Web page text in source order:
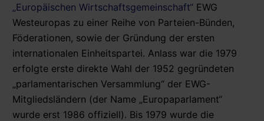
„Europäischen Wirtschaftsgemeinschaft“ EWG
Westeuropas zu einer Reihe von Parteien-Bünden,
Föderationen, sowie der Gründung der ersten
internationalen Einheitspartei. Anlass war die 1979
erfolgte erste direkte Wahl der 1952 gegründeten
„parlamentarischen Versammlung“ der EWG-
Mitgliedsländern (der Name „Europaparlament“
wurde erst 1986 offiziell). Bis 1979 wurde die